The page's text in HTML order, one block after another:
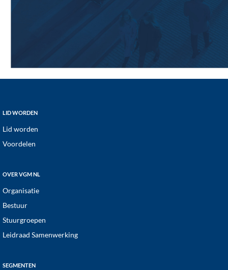
Footer
LID WORDEN
Lid worden
Voordelen
OVER VGM NL
Organisatie
Bestuur
Stuurgroepen
Leidraad Samenwerking
SEGMENTEN